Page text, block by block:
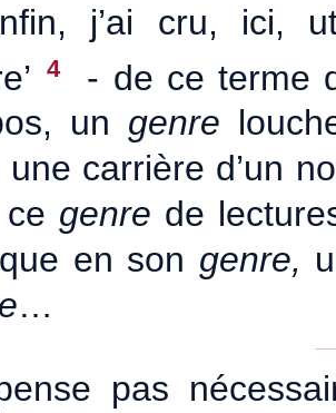
j’ai cru, ici,
4- de ce terme
un genre
une carrière d’un
genre de
en son genre,
…
pas